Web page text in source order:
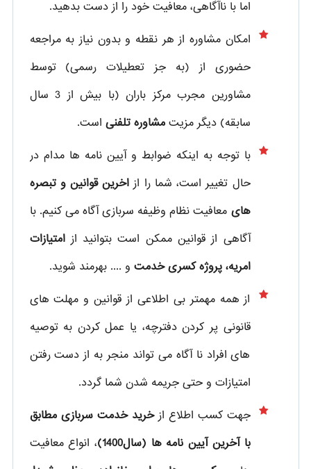
اما با ناآگاهی، معافیت خود را از دست بدهید.
امکان مشاوره از هر نقطه و بدون نیاز به مراجعه
حضوری از
(به جز تعطیلات رسمی) توسط
مشاورین مجرب مرکز باران (با بیش از 3 سال
سابقه) دیگر مزیتمشاوره تلفنی است.
با توجه به اینکه ضوابط و آیین نامه ها مدام در
حال تغییر است، شما را از اخرین قوانین و تبصره
های معافیت نظام وظیفه سربازی آگاه می کنیم. با
آگاهی از قوانین ممکن است بتوانید از امتیازات
امریه، پروژه کسری خدمت و .... بهرمند شوید.
از همه مهمتر بی اطلاعی از قوانین و مهلت های
قانونی پر کردن دفترچه، یا عمل کردن به توصیه
های افراد نا آگاه می تواند منجر به از دست رفتن
امتیازات و حتی جریمه شدن شما گردد.
جهت کسب اطلاع از خرید خدمت سربازی مطابق
با آخرین آیین نامه ها (سال1400)
، انواع معافیت